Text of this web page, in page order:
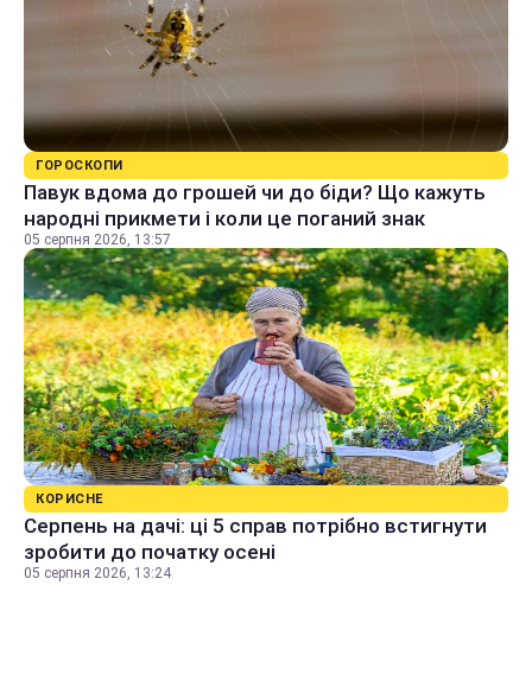
ГОРОСКОПИ
Павук вдома до грошей чи до біди? Що кажуть
народні прикмети і коли це поганий знак
05 серпня 2026, 13:57
КОРИСНЕ
Серпень на дачі: ці 5 справ потрібно встигнути
зробити до початку осені
05 серпня 2026, 13:24